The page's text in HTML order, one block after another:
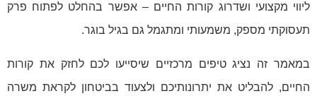
ליווי מקצועי ושדרוג קורות החיים – אפשר בהחלט לפתוח פרק
תעסוקתי מספק, משמעותי ומתגמל גם בגיל בוגר.
במאמר זה נציג טיפים מרכזיים שיסייעו לכם לחזק את קורות
החיים, להבליט את יתרונותיכם ולצעוד בביטחון לקראת משרה